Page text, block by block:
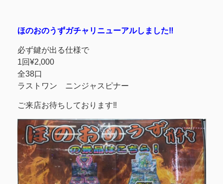
ほのおのうずガチャリニューアルしました‼
必ず鍵が出る仕様で
1回¥2,000
全38口
ラストワン ニンジャスピナー
ご来店お待ちしております‼